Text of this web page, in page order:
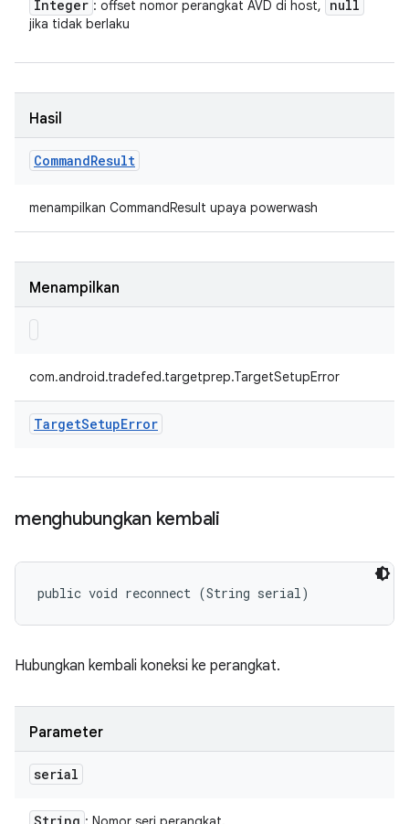
Integer : offset nomor perangkat AVD di host, null
jika tidak berlaku
Hasil
CommandResult
menampilkan CommandResult upaya powerwash
Menampilkan
com.android.tradefed.targetprep.TargetSetupError
TargetSetupError
menghubungkan kembali
public void reconnect (String serial)
Hubungkan kembali koneksi ke perangkat.
Parameter
serial